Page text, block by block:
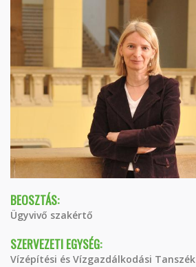
BEOSZTÁS:
Ügyvivő szakértő
SZERVEZETI EGYSÉG:
Vízépítési és Vízgazdálkodási Tanszék